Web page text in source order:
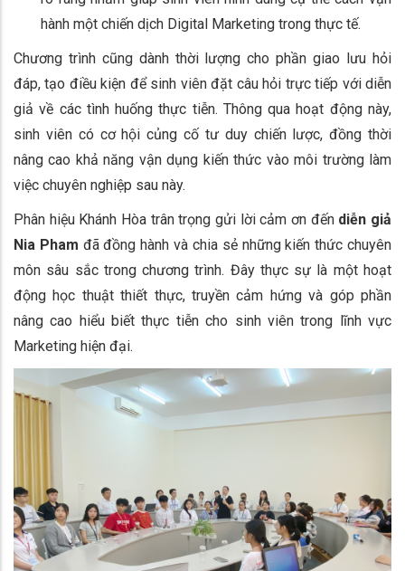
hành một chiến dịch Digital Marketing trong thực tế.
Chương trình cũng dành thời lượng cho phần giao lưu hỏi
đáp, tạo điều kiện để sinh viên đặt câu hỏi trực tiếp với diễn
giả về các tình huống thực tiễn. Thông qua hoạt động này,
sinh viên có cơ hội củng cố tư duy chiến lược, đồng thời
nâng cao khả năng vận dụng kiến thức vào môi trường làm
việc chuyên nghiệp sau này.
Phân hiệu Khánh Hòa trân trọng gửi lời cảm ơn đến diễn giả
Nia Pham đã đồng hành và chia sẻ những kiến thức chuyên
môn sâu sắc trong chương trình. Đây thực sự là một hoạt
động học thuật thiết thực, truyền cảm hứng và góp phần
nâng cao hiểu biết thực tiễn cho sinh viên trong lĩnh vực
Marketing hiện đại.